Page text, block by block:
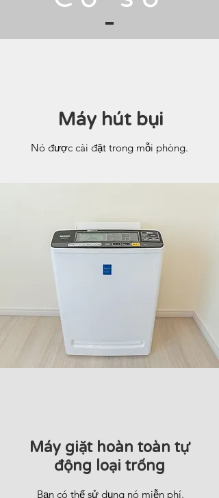
Máy hút bụi
Nó được cài đặt trong mỗi phòng.
Máy giặt hoàn toàn tự
động loại trống
Bạn có thể sử dụng nó miễn phí.